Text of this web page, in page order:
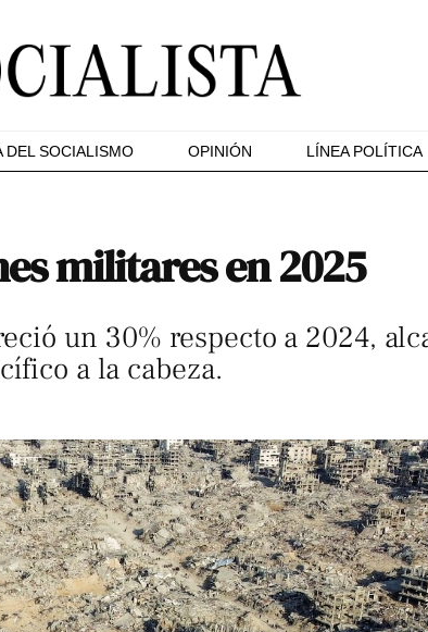
DEL SOCIALISMO OPINIÓN LÍNEA POLÍTICA
militares en 2025
un 30% respecto a 2024,
a la cabeza.